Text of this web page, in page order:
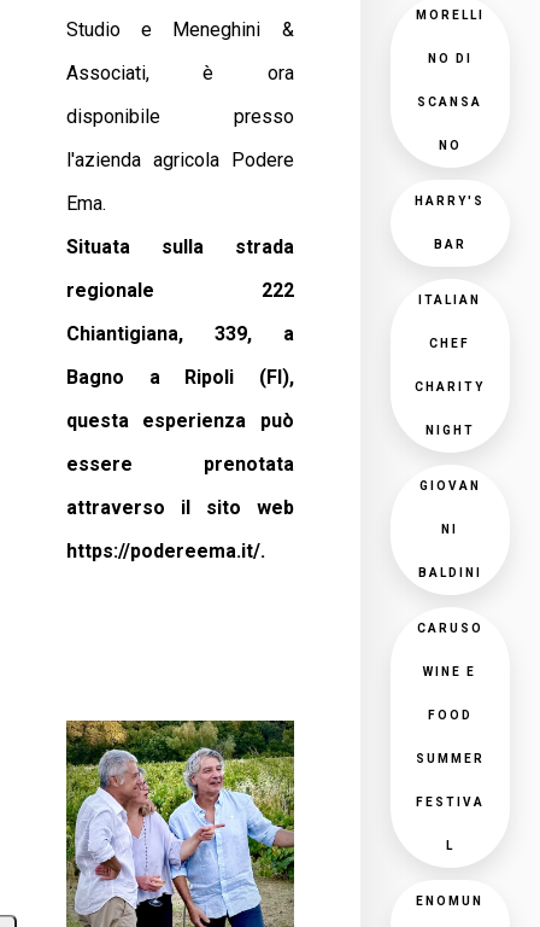
Studio e Meneghini &
Associati, è ora
disponibile presso
l'azienda agricola Podere
Ema.
Situata sulla strada
regionale 222
Chiantigiana, 339, a
Bagno a Ripoli (FI),
questa esperienza può
essere prenotata
attraverso il sito web
https://podereema.it/.
MORELLI
NO DI
SCANSA
NO
HARRY'S
BAR
ITALIAN
CHEF
CHARITY
NIGHT
GIOVAN
NI
BALDINI
CARUSO
WINE E
FOOD
SUMMER
FESTIVA
L
ENOMUN